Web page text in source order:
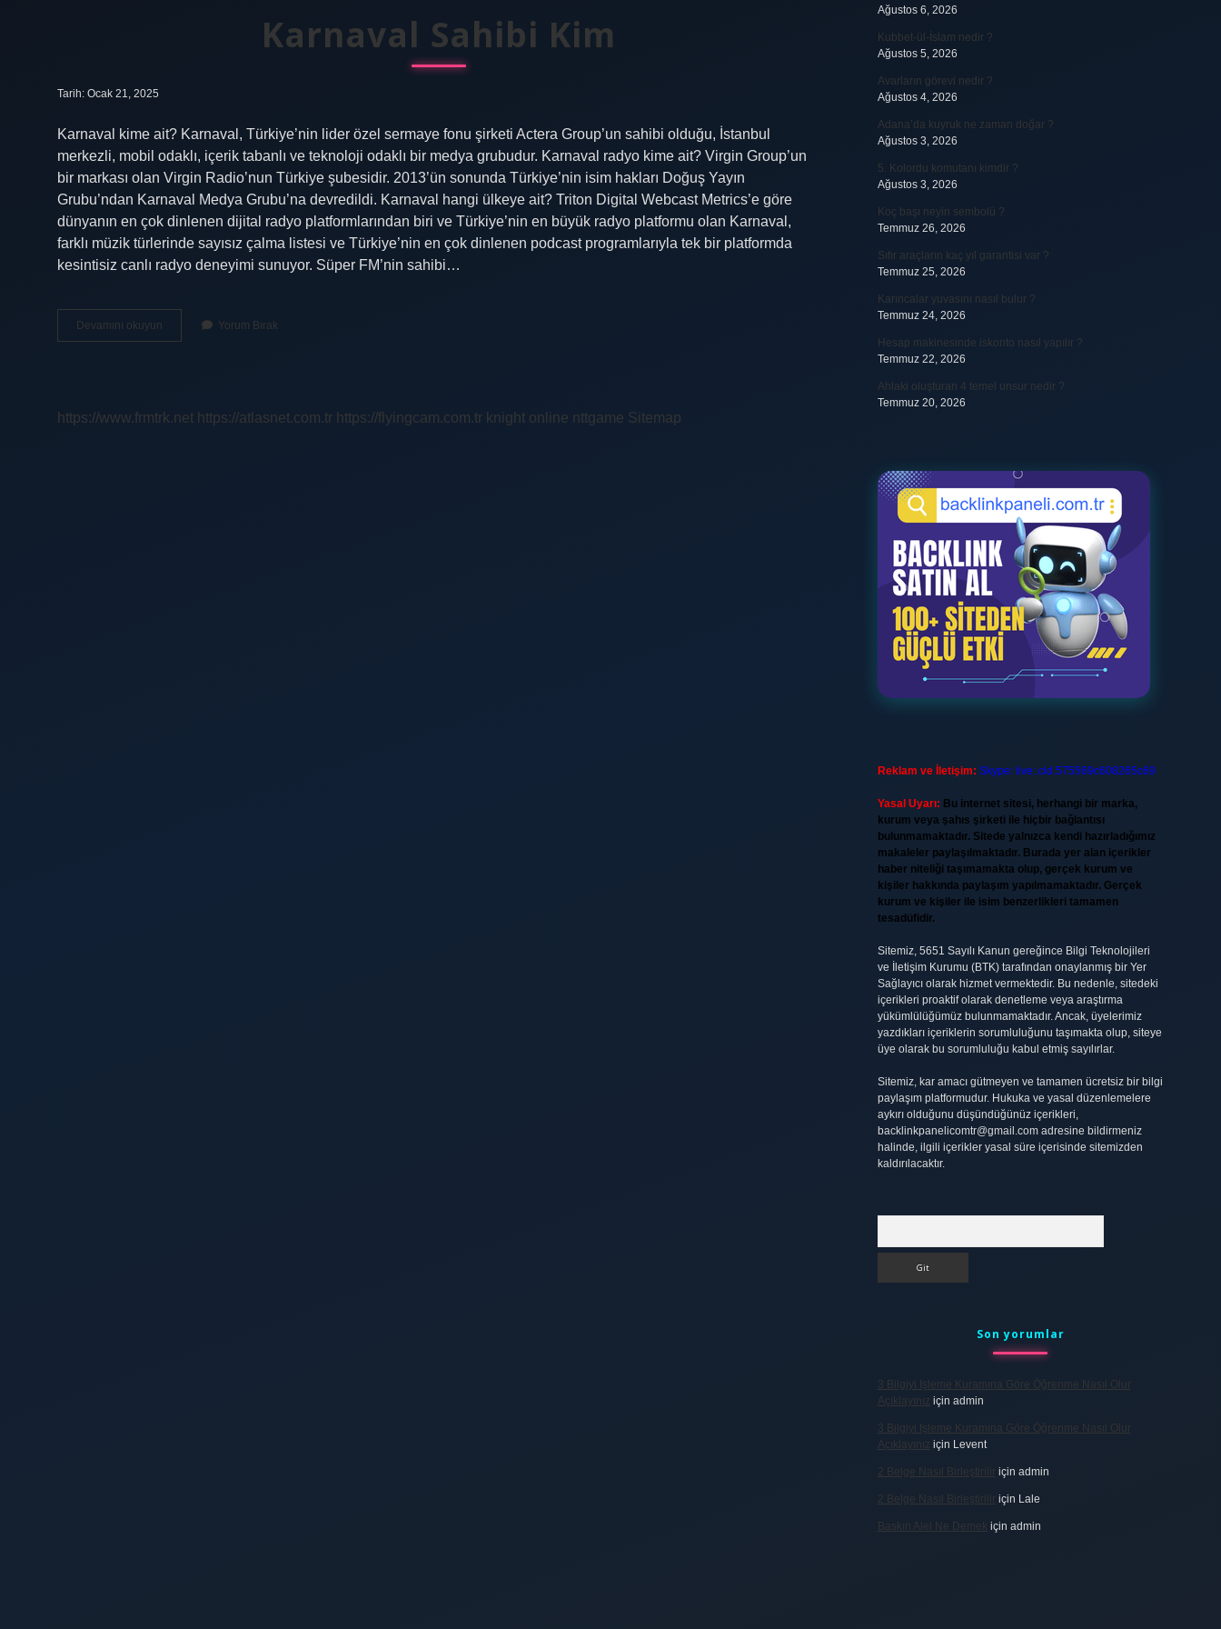
Karnaval Sahibi Kim
Tarih: Ocak 21, 2025
Karnaval kime ait? Karnaval, Türkiye’nin lider özel sermaye fonu şirketi Actera Group’un sahibi olduğu, İstanbul
merkezli, mobil odaklı, içerik tabanlı ve teknoloji odaklı bir medya grubudur. Karnaval radyo kime ait? Virgin Group’un
bir markası olan Virgin Radio’nun Türkiye şubesidir. 2013’ün sonunda Türkiye’nin isim hakları Doğuş Yayın
Grubu’ndan Karnaval Medya Grubu’na devredildi. Karnaval hangi ülkeye ait? Triton Digital Webcast Metrics’e göre
dünyanın en çok dinlenen dijital radyo platformlarından biri ve Türkiye’nin en büyük radyo platformu olan Karnaval,
farklı müzik türlerinde sayısız çalma listesi ve Türkiye’nin en çok dinlenen podcast programlarıyla tek bir platformda
kesintisiz canlı radyo deneyimi sunuyor. Süper FM’nin sahibi…
Devamını okuyun Karnaval
Sahibi
Yorum Bırak
https://www.frmtrk.net https://atlasnet.com.tr https://flyingcam.com.tr knight online nttgame Sitemap
Ağustos 6, 2026
Kubbet-ül-İslam nedir ?
Ağustos 5, 2026
Avarların görevi nedir ?
Ağustos 4, 2026
Adana’da kuyruk ne zaman doğar ?
Ağustos 3, 2026
5. Kolordu komutanı kimdir ?
Ağustos 3, 2026
Koç başı neyin sembolü ?
Temmuz 26, 2026
Sıfır araçların kaç yıl garantisi var ?
Temmuz 25, 2026
Karıncalar yuvasını nasıl bulur ?
Temmuz 24, 2026
Hesap makinesinde iskonto nasıl yapılır ?
Temmuz 22, 2026
Ahlaki oluşturan 4 temel unsur nedir ?
Temmuz 20, 2026
Reklam ve İletişim: Skype: live:.cid.575569c608265c69
Yasal Uyarı: Bu internet sitesi, herhangi bir marka,
kurum veya şahıs şirketi ile hiçbir bağlantısı
bulunmamaktadır. Sitede yalnızca kendi hazırladığımız
makaleler paylaşılmaktadır. Burada yer alan içerikler
haber niteliği taşımamakta olup, gerçek kurum ve
kişiler hakkında paylaşım yapılmamaktadır. Gerçek
kurum ve kişiler ile isim benzerlikleri tamamen
tesadüfidir.
Sitemiz, 5651 Sayılı Kanun gereğince Bilgi Teknolojileri
ve İletişim Kurumu (BTK) tarafından onaylanmış bir Yer
Sağlayıcı olarak hizmet vermektedir. Bu nedenle, sitedeki
içerikleri proaktif olarak denetleme veya araştırma
yükümlülüğümüz bulunmamaktadır. Ancak, üyelerimiz
yazdıkları içeriklerin sorumluluğunu taşımakta olup, siteye
üye olarak bu sorumluluğu kabul etmiş sayılırlar.
Sitemiz, kar amacı gütmeyen ve tamamen ücretsiz bir bilgi
paylaşım platformudur. Hukuka ve yasal düzenlemelere
aykırı olduğunu düşündüğünüz içerikleri,
backlinkpanelicomtr@gmail.comadresine bildirmeniz
halinde, ilgili içerikler yasal süre içerisinde sitemizden
kaldırılacaktır.
Son yorumlar
3 Bilgiyi Işleme Kuramına Göre Öğrenme Nasıl Olur
Açıklayınız için admin
3 Bilgiyi Işleme Kuramına Göre Öğrenme Nasıl Olur
Açıklayınız için Levent
2 Belge Nasıl Birleştirilir için admin
2 Belge Nasıl Birleştirilir için Lale
Baskın Alel Ne Demek için admin